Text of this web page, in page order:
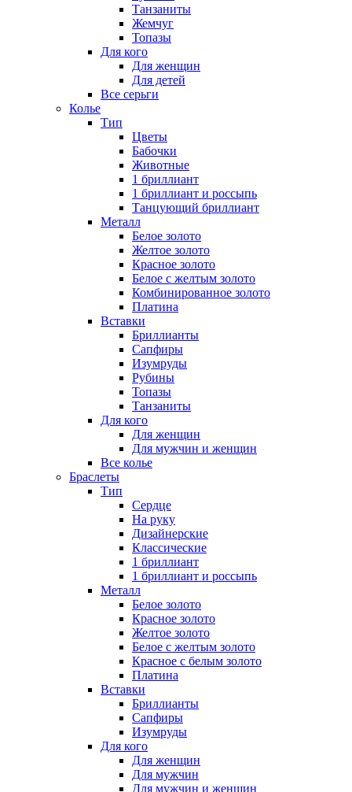
Танзаниты
Жемчуг
Топазы
Для кого
Для женщин
Для детей
Все серьги
Колье
Тип
Цветы
Бабочки
Животные
1 бриллиант
1 бриллиант и россыпь
Танцующий бриллиант
Металл
Белое золото
Желтое золото
Красное золото
Белое с желтым золото
Комбинированное золото
Платина
Вставки
Бриллианты
Сапфиры
Изумруды
Рубины
Топазы
Танзаниты
Для кого
Для женщин
Для мужчин и женщин
Все колье
Браслеты
Тип
Сердце
На руку
Дизайнерские
Классические
1 бриллиант
1 бриллиант и россыпь
Металл
Белое золото
Красное золото
Желтое золото
Белое с желтым золото
Красное с белым золото
Платина
Вставки
Бриллианты
Сапфиры
Изумруды
Для кого
Для женщин
Для мужчин
Для мужчин и женщин